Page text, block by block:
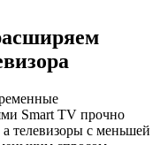
Smart TV прочно
телевизоры с меньшей